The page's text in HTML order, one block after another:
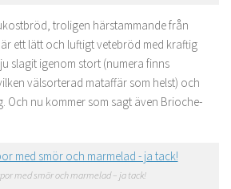
troligen härstammande från
ett lätt och luftigt vetebröd med kraftig
slagit igenom stort (numera finns
välsorterad mataffär som helst) och
Och nu kommer som sagt även Brioche-
med smör och marmelad – ja tack!